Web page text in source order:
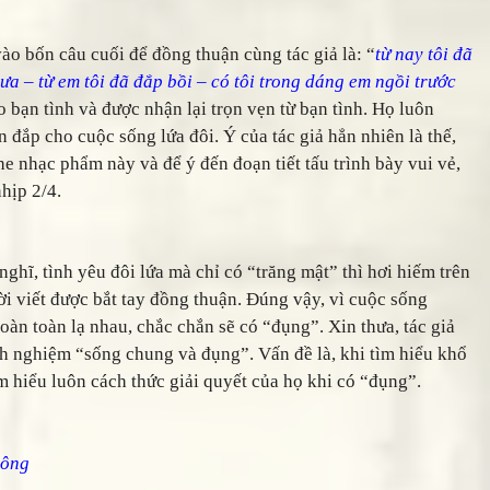
câu cuối để đồng thuận cùng tác giả là: “từ nay tôi đã
– từ em tôi đã đắp bồi – có tôi trong dáng em ngồi trước
bạn tình và được nhận lại trọn vẹn từ bạn tình. Họ luôn
cho cuộc sống lứa đôi. Ý của tác giả hẳn nhiên là thế,
nhạc phẩm này và để ý đến đoạn tiết tấu trình bày vui vẻ,
2/4.
tình yêu đôi lứa mà chỉ có “trăng mật” thì hơi hiếm trên
viết được bắt tay đồng thuận. Đúng vậy, vì cuộc sống
toàn lạ nhau, chắc chắn sẽ có “đụng”. Xin thưa, tác giả
nghiệm “sống chung và đụng”. Vấn đề là, khi tìm hiểu khổ
hiểu luôn cách thức giải quyết của họ khi có “đụng”.
THANKS các bạn đã kết nối,